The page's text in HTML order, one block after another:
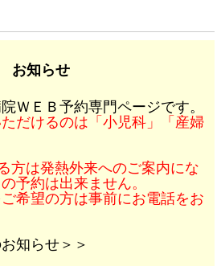
お知らせ
ＷＥＢ予約専門ページです。
だけるのは「小児科」「産婦
方は発熱外来へのご案内にな
予約は出来ません。
希望の方は事前にお電話をお
知らせ＞＞